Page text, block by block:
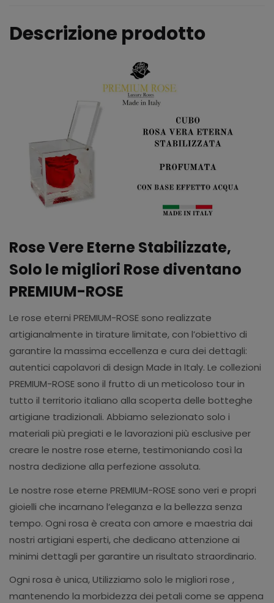
Descrizione prodotto
Rose Vere Eterne Stabilizzate,
Solo le migliori Rose diventano
PREMIUM-ROSE
Le rose eterni PREMIUM-ROSE sono realizzate
artigianalmente in tirature limitate, con l’obiettivo di
garantire la massima eccellenza e cura dei dettagli:
autentici capolavori di design Made in Italy. Le collezioni
PREMIUM-ROSE sono il frutto di un meticoloso tour in
tutto il territorio italiano alla scoperta delle botteghe
artigiane tradizionali. Abbiamo selezionato solo i
materiali più pregiati e le lavorazioni più esclusive per
creare le nostre rose eterne, testimoniando così la
nostra dedizione alla perfezione assoluta.
Le nostre rose eterne PREMIUM-ROSE sono veri e propri
gioielli che incarnano l’eleganza e la bellezza senza
tempo. Ogni rosa è creata con amore e maestria dai
nostri artigiani esperti, che dedicano attenzione ai
minimi dettagli per garantire un risultato straordinario.
Ogni rosa è unica, Utilizziamo solo le migliori rose ,
mantenendo la morbidezza dei petali come se appena